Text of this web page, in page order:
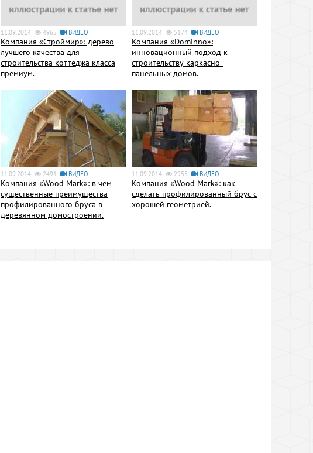
11.09.2014 4965 ВИДЕО
Компания «Строймир»: дерево
лучшего качества для
строительства коттеджа класса
премиум.
11.09.2014 5174 ВИДЕО
Компания «Dominno»:
инновационный подход к
строительству каркасно-
панельных домов.
11.09.2014 2491 ВИДЕО
Компания «Wood Mark»: в чем
существенные преимущества
профилированного бруса в
деревянном домостроении.
11.09.2014 2955 ВИДЕО
Компания «Wood Mark»: как
сделать профилированный брус с
хорошей геометрией.